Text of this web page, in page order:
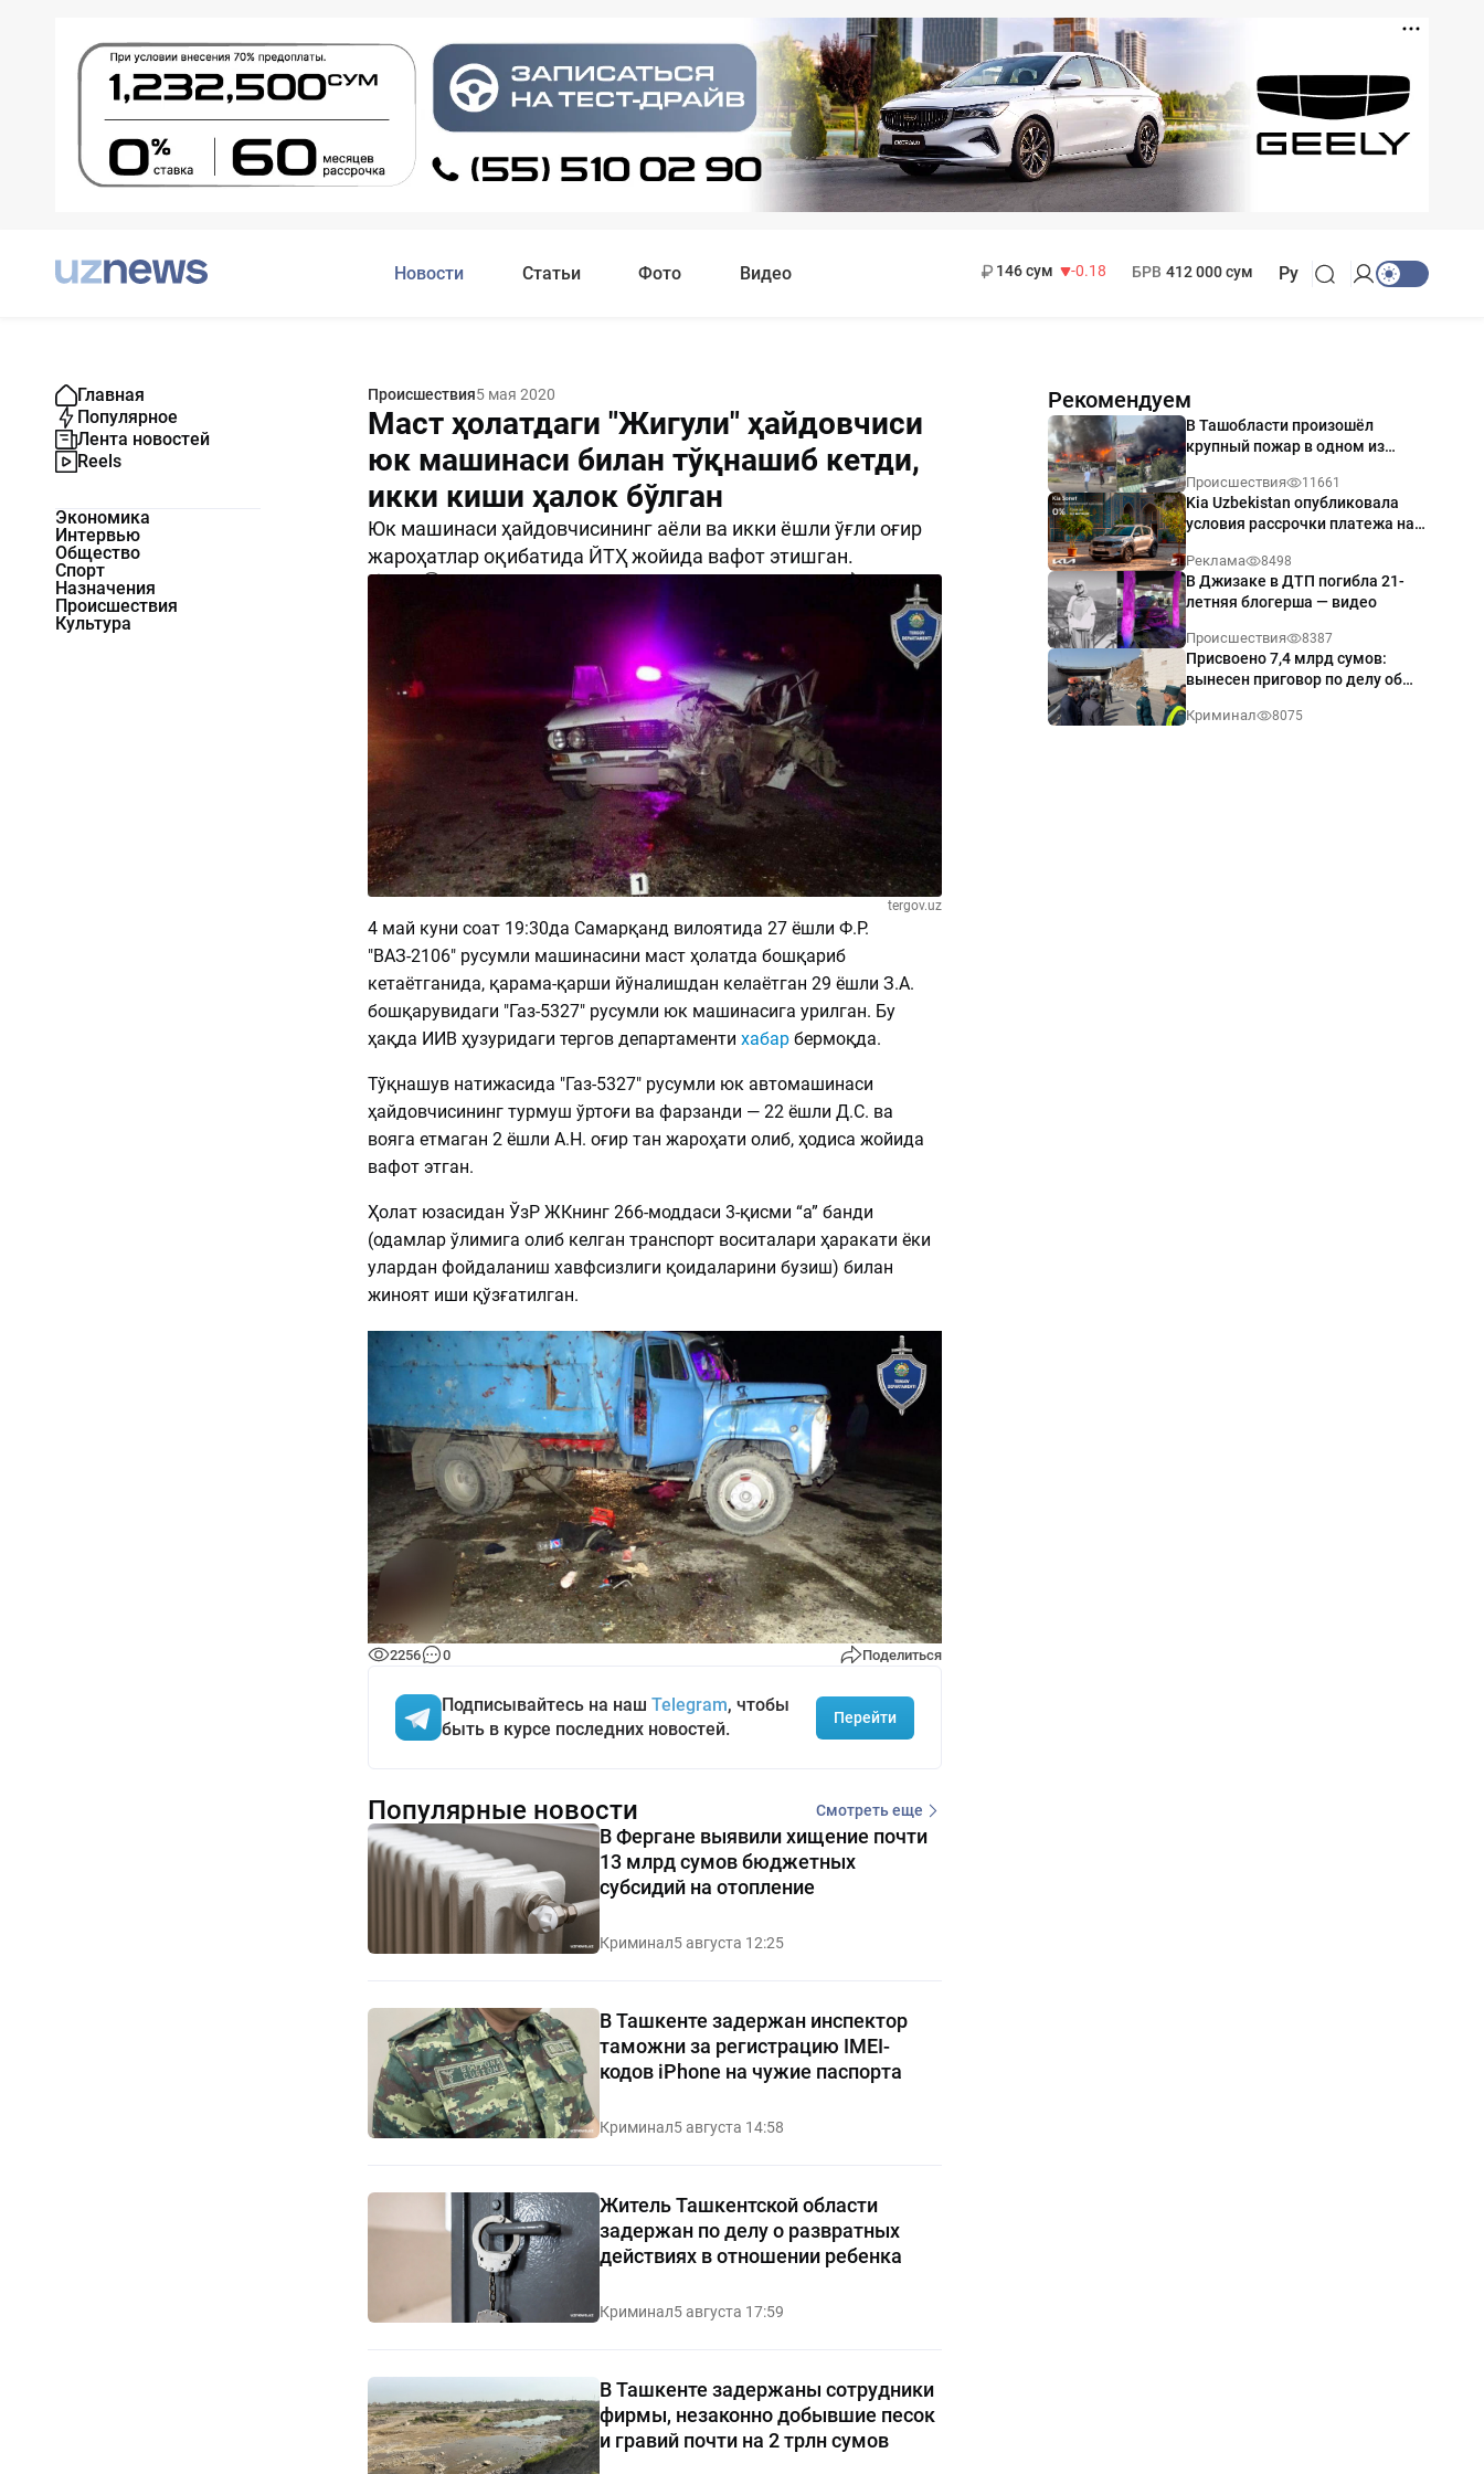
Новости Статьи Фото Видео
146 сум
-0.18
БРВ 412 000 сум Ру
Главная
Популярное
Лента новостей
Reels
Экономика
Интервью
Общество
Спорт
Назначения
Происшествия
Культура
Происшествия5 мая 2020
Маст ҳолатдаги "Жигули" ҳайдовчиси
юк машинаси билан тўқнашиб кетди,
икки киши ҳалок бўлган
Юк машинаси ҳайдовчисининг аёли ва икки ёшли ўғли оғир
жароҳатлар оқибатида ЙТҲ жойида вафот этишган.
Поделиться
tergov.uz
4 май куни соат 19:30да Самарқанд вилоятида 27 ёшли Ф.Р.
"ВАЗ-2106" русумли машинасини маст ҳолатда бошқариб
кетаётганида, қарама-қарши йўналишдан келаётган 29 ёшли З.А.
бошқарувидаги "Газ-5327" русумли юк машинасига урилган. Бу
ҳақда ИИВ ҳузуридаги тергов департаменти хабарбермоқда.
Тўқнашув натижасида "Газ-5327" русумли юк автомашинаси
ҳайдовчисининг турмуш ўртоғи ва фарзанди — 22 ёшли Д.С. ва
вояга етмаган 2 ёшли А.Н. оғир тан жароҳати олиб, ҳодиса жойида
вафот этган.
Ҳолат юзасидан ЎзР ЖКнинг 266-моддаси 3-қисми “а” банди
(одамлар ўлимига олиб келган транспорт воситалари ҳаракати ёки
улардан фойдаланиш хавфсизлиги қоидаларини бузиш) билан
жиноят иши қўзғатилган.
2256 0 Поделиться
Подписывайтесь на наш Telegram, чтобы
быть в курсе последних новостей.
Перейти
Рекомендуем
В Ташобласти произошёл
крупный пожар в одном из
Происшествия 11661
Kia Uzbekistan опубликовала
условия рассрочки платежа на
годовых
Реклама 8498
В Джизаке в ДТП погибла 21-
летняя блогерша — видео
Происшествия 8387
Присвоено 7,4 млрд сумов:
вынесен приговор по делу об
Ташкенте
Криминал 8075
Популярные новости Смотреть еще
В Фергане выявили хищение почти
13 млрд сумов бюджетных
субсидий на отопление
Криминал5 августа 12:25
В Ташкенте задержан инспектор
таможни за регистрацию IMEI-
кодов iPhone на чужие паспорта
Криминал5 августа 14:58
Житель Ташкентской области
задержан по делу о развратных
действиях в отношении ребенка
Криминал5 августа 17:59
В Ташкенте задержаны сотрудники
фирмы, незаконно добывшие песок
и гравий почти на 2 трлн сумов